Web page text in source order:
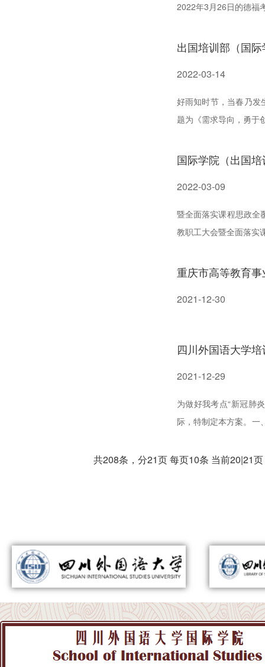
2022年3月26日的德福
出国培训部（国
2022-03-14
好雨知时节，当春乃发生。 随风潜入夜，
题为《需求导向，勇于
国际学院（出国
2022-03-09
暨全面落实课程思政全
教职工大会暨全面落实
重庆市高等教育
2021-12-30
四川外国语大学
2021-12-29
为做好我考点“新冠肺
际，特制定本方案。一、考生进入学校 1. 校门口摆放渝康码
共208条，分21页 每页10条 当前20|21